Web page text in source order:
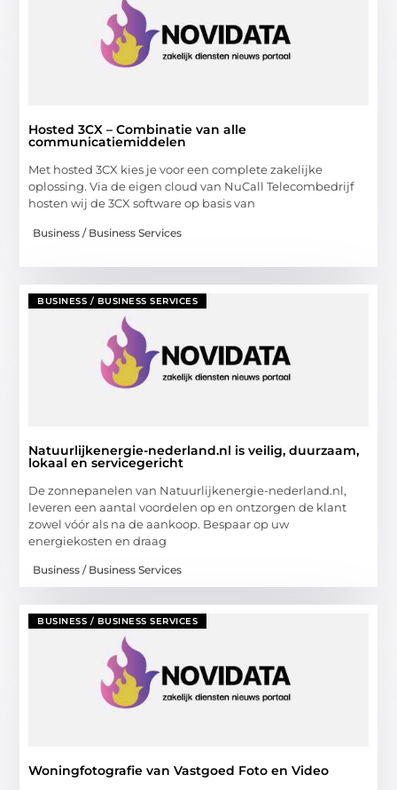
Hosted 3CX – Combinatie van alle
communicatiemiddelen
Met hosted 3CX kies je voor een complete zakelijke
oplossing. Via de eigen cloud van NuCall Telecombedrijf
hosten wij de 3CX software op basis van
Business / Business Services
BUSINESS / BUSINESS SERVICES
Natuurlijkenergie-nederland.nl is veilig, duurzaam,
lokaal en servicegericht
De zonnepanelen van Natuurlijkenergie-nederland.nl,
leveren een aantal voordelen op en ontzorgen de klant
zowel vóór als na de aankoop. Bespaar op uw
energiekosten en draag
Business / Business Services
BUSINESS / BUSINESS SERVICES
Woningfotografie van Vastgoed Foto en Video